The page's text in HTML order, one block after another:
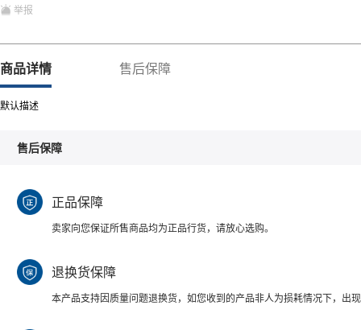
举报
商品详情 售后保障
默认描述
售后保障
正品保障
卖家向您保证所售商品均为正品行货，请放心选购。
退换货保障
本产品支持因质量问题退换货，如您收到的产品非人为损耗情况下，出